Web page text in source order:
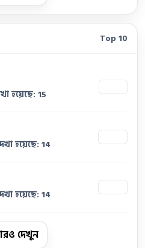
Top 10
হয়েছে: 15
হয়েছে: 14
হয়েছে: 14
দেখুন